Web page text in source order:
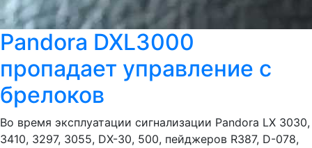
Pandora DXL3000
пропадает управление с
брелоков
Во время эксплуатации сигнализации Pandora LX 3030,
3410, 3297, 3055, DX-30, 500, пейджеров R387, D-078,